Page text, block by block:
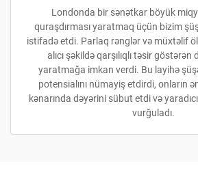
Londonda bir sənətkar böyük
quraşdırması yaratmaq üçün bizim
istifadə etdi. Parlaq rənglər və müxtəlif
alıcı şəkildə qarşılıqlı təsir
yaratmağa imkan verdi. Bu layihə şüşə
potensialını nümayiş etdirdi, onların
kənarında dəyərini sübut etdi və
vurğuladı.